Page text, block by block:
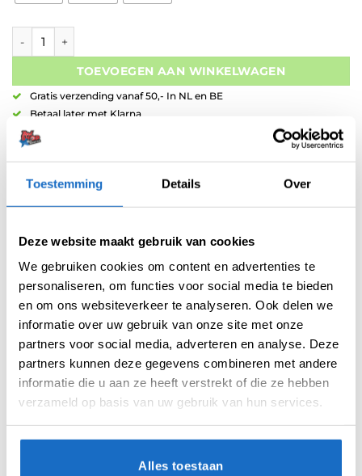
Toestemming Details Over
Deze website maakt gebruik van cookies
We gebruiken cookies om content en advertenties te
personaliseren, om functies voor social media te bieden
en om ons websiteverkeer te analyseren. Ook delen we
informatie over uw gebruik van onze site met onze
partners voor social media, adverteren en analyse. Deze
partners kunnen deze gegevens combineren met andere
informatie die u aan ze heeft verstrekt of die ze hebben
verzameld op basis van uw gebruik van hun services.
Alles toestaan
Red Dragon Sable 03 Bomb Switch Point 90% Tungsten aantal
TOEVOEGEN AAN WINKELWAGEN
Gratis verzending vanaf 50,- In NL en BE
Betaal later met Klarna
Retouren binnen 14 dagen
Artikelnummer:variation-10180
Categorieën:Dartpijlen , Nieuw,Red Dragon Dartpijlen, Red Dragpn
NEW
Merk:Red Dragon